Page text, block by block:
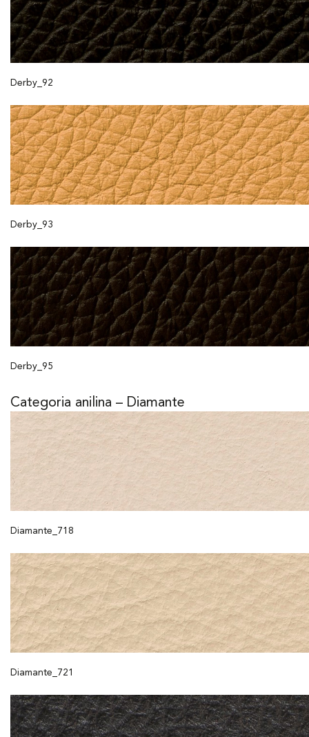
Derby_92
Derby_93
Derby_95
Categoria anilina – Diamante
Diamante_718
Diamante_721